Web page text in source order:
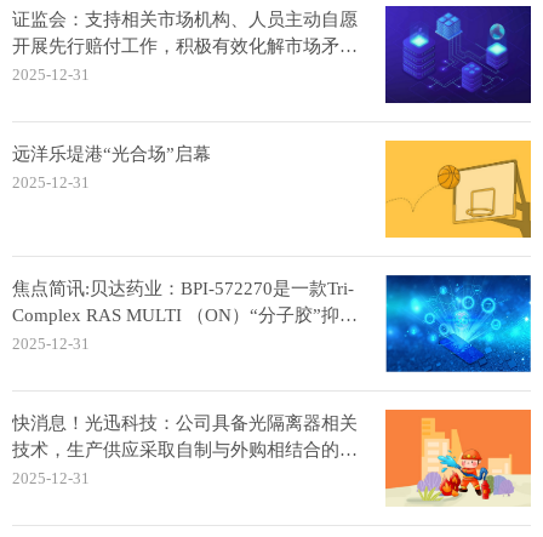
证监会：支持相关市场机构、人员主动自愿
开展先行赔付工作，积极有效化解市场矛盾
纠纷-速看料
2025-12-31
远洋乐堤港“光合场”启幕
2025-12-31
焦点简讯:贝达药业：BPI-572270是一款Tri-
Complex RAS MULTI （ON）“分子胶”抑制
剂
2025-12-31
快消息！光迅科技：公司具备光隔离器相关
技术，生产供应采取自制与外购相结合的方
式
2025-12-31